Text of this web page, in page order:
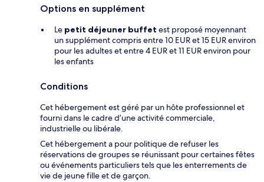
Options en supplément
Le petit déjeuner buffet est proposé moyennant
un supplément compris entre 10 EUR et 15 EUR environ
pour les adultes et entre 4 EUR et 11 EUR environ pour
les enfants
Conditions
Cet hébergement est géré par un hôte professionnel et
fourni dans le cadre d’une activité commerciale,
industrielle ou libérale.
Cet hébergement a pour politique de refuser les
réservations de groupes se réunissant pour certaines fêtes
ou événements particuliers tels que les enterrements de
vie de jeune fille et de garçon.